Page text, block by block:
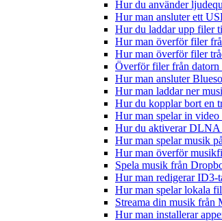
Hur du använder
Hur man ansluter ett
Hur du laddar upp filer
Hur man överför filer
Hur man överför filer
Överför filer från
Hur man ansluter
Hur man laddar ner
Hur du kopplar bort en
Hur man spelar in video
Hur du aktiverar DLNA
Hur man spelar musik
Hur man överför
Spela musik från
Hur man redigerar ID3-
Hur man spelar lokala
Streama din musik från
Hur man installerar